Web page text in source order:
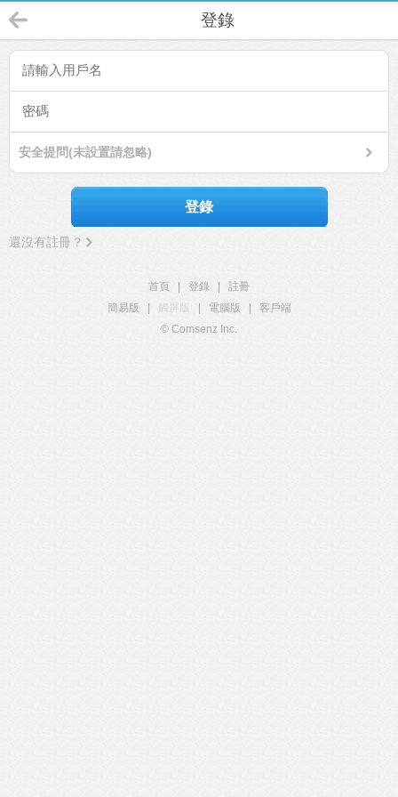
登錄
安全提問(未設置請忽略)
登錄
還沒有註冊？
首頁 登錄
註冊
簡易版
觸屏版 電腦版
客戶端
© Comsenz Inc.